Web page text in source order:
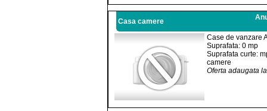
Casa camere
Case de vanzare
Suprafata: 0 mp
Suprafata curte:
camere
Oferta adaugata